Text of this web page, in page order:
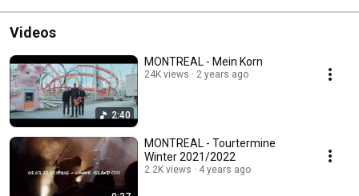
Videos
2:40
MONTREAL - Mein Korn
24K views 2 years ago
MONTREAL - Tourtermine
Winter 2021/2022
2.2K views 4 years ago